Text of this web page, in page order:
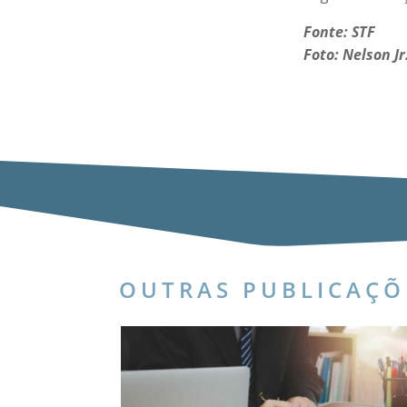
Fonte: STF
Foto: Nelson
OUTRAS